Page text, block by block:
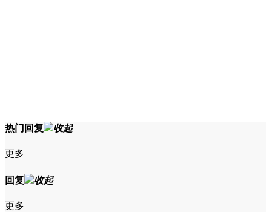
热门回复 收起
更多
回复 收起
更多